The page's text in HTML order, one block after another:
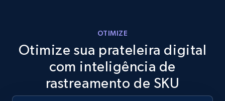
URL, Final price, Sku, Currency, Gtin,
more.
Comece agora
OTIMIZE
Otimize sua prateleira digital
com inteligência de
rastreamento de SKU